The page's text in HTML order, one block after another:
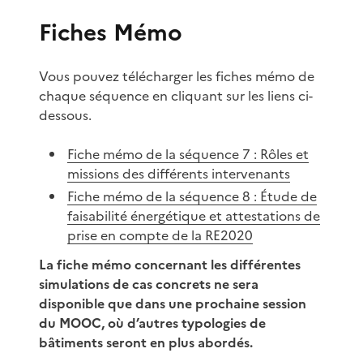
Fiches Mémo
Vous pouvez télécharger les fiches mémo de
chaque séquence en cliquant sur les liens ci-
dessous.
Fiche mémo de la séquence 7 : Rôles et
missions des différents intervenants
Fiche mémo de la séquence 8 : Étude de
faisabilité énergétique et attestations de
prise en compte de la RE2020
La fiche mémo concernant les différentes
simulations de cas concrets ne sera
disponible que dans une prochaine session
du MOOC, où d’autres typologies de
bâtiments seront en plus abordés.